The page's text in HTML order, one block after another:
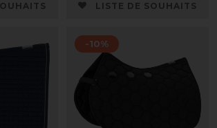
LISTE DE SOUHAITS
-10%